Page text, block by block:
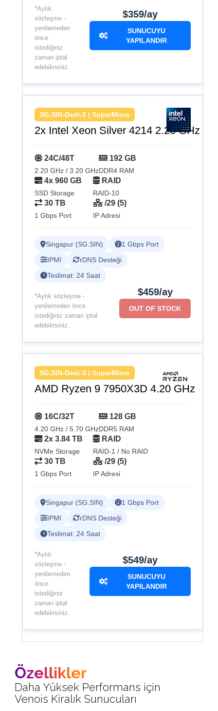
*Aylık
sözleşme -
yenilemeden
önce
istediğiniz
zaman iptal
edebilirsiniz.
$359/ay
SUNUCUYU
YAPILANDIR
SG.SIN-Dedi-2 | SuperMicro
2x Intel Xeon Silver 4214 2.20 GHz
24C/48T
2.20 GHz / 3.20 GHz
192 GB
DDR4 RAM
4x 960 GB
SSD Storage
RAID
RAID-10
30 TB
1 Gbps Port
/29 (5)
IP Adresi
Singapur (SG.SIN)
1 Gbps Port
IPMI
rDNS Desteği
Teslimat: 24 Saat
*Aylık sözleşme -
yenilemeden önce
istediğiniz zaman iptal
edebilirsiniz.
$459/ay
OUT OF STOCK
SG.SIN-Dedi-3 | SuperMicro
AMD Ryzen 9 7950X3D 4.20 GHz
16C/32T
4.20 GHz / 5.70 GHz
128 GB
DDR5 RAM
2x 3.84 TB
NVMe Storage
RAID
RAID-1 / No RAID
30 TB
1 Gbps Port
/29 (5)
IP Adresi
Singapur (SG.SIN)
1 Gbps Port
IPMI
rDNS Desteği
Teslimat: 24 Saat
*Aylık
sözleşme -
yenilemeden
önce
istediğiniz
zaman iptal
edebilirsiniz.
$549/ay
SUNUCUYU
YAPILANDIR
Özellikler
Daha Yüksek Performans için
Venois Kiralık Sunucuları